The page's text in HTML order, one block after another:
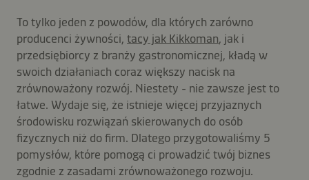
To tylko jeden z powodów, dla których zarówno
producenci żywności, tacy jak Kikkoman, jak i
przedsiębiorcy z branży gastronomicznej, kładą w
swoich działaniach coraz większy nacisk na
zrównoważony rozwój. Niestety - nie zawsze jest to
łatwe. Wydaje się, że istnieje więcej przyjaznych
środowisku rozwiązań skierowanych do osób
fizycznych niż do firm. Dlatego przygotowaliśmy 5
pomysłów, które pomogą ci prowadzić twój biznes
zgodnie z zasadami zrównoważonego rozwoju.